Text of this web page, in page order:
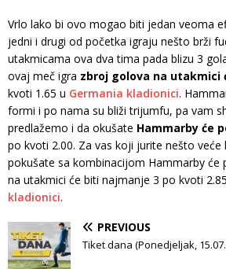
Vrlo lako bi ovo mogao biti jedan veoma
jedni i drugi od početka igraju nešto brži
utakmicama ova dva tima pada blizu 3
ovaj meč igra zbroj golova na utakmici
kvoti 1.65 u Germania kladionici.
formi i po nama su bliži trijumfu, pa vam
predlažemo i da okušate Hammarby će
po kvoti 2.00. Za vas koji jurite nešto
pokušate sa kombinacijom Hammarby će
na utakmici će biti najmanje 3 po kvoti
kladionici.
PREVIOUS
Tiket dana (Ponedjeljak,